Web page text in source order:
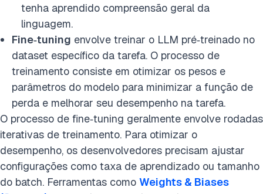
tenha aprendido compreensão geral da
linguagem.
Fine‑tuning envolve treinar o LLM pré‑treinado no
dataset específico da tarefa. O processo de
treinamento consiste em otimizar os pesos e
parâmetros do modelo para minimizar a função de
perda e melhorar seu desempenho na tarefa.
O processo de fine‑tuning geralmente envolve rodadas
iterativas de treinamento. Para otimizar o
desempenho, os desenvolvedores precisam ajustar
configurações como taxa de aprendizado ou tamanho
do batch. Ferramentas como Weights & Biases